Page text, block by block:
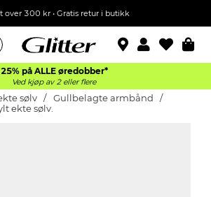
over 300 kr • Gratis retur i butikk
25% på ALLE øredobber*
Ved kjøp av 2 eller flere
sølv
Gullbelagte armbånd
ekte sølv.